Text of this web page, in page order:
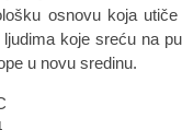
osnovu koja
ljudima koje sreću na
u novu sredinu.